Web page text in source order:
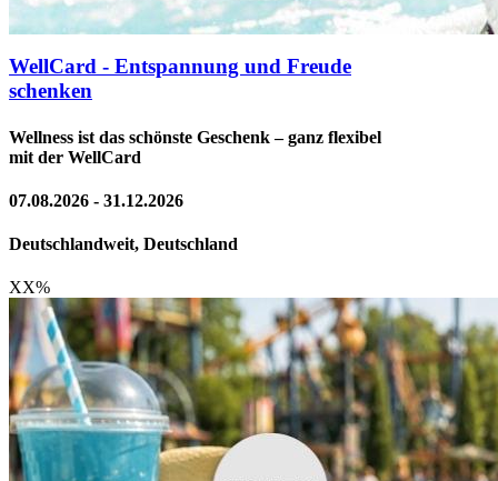
WellCard - Entspannung und Freude
schenken
Wellness ist das schönste Geschenk – ganz flexibel
mit der WellCard
07.08.2026 - 31.12.2026
Deutschlandweit, Deutschland
XX%